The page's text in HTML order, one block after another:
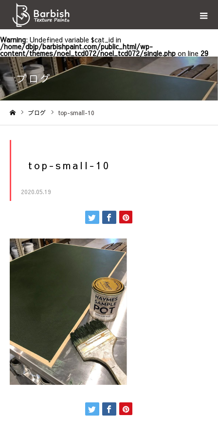
Warning: Undefined variable $cat_id in
/home/dbjp/barbishpaint.com/public_html/wp-
content/themes/noel_tcd072/noel_tcd072/single.php on line 29
ブログ
ブログ top-small-10
top-small-10
2020.05.19